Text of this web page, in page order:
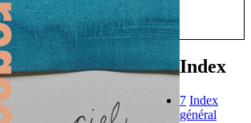
Index
7 Index
général